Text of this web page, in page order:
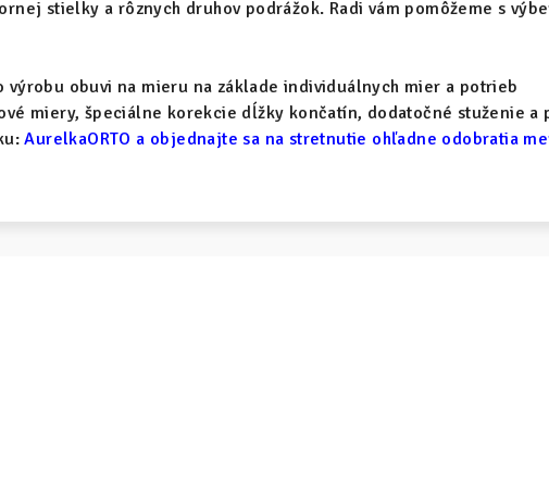
stielky a rôznych druhov podrážok. Radi vám pomôžeme s
výrobu obuvi na mieru na základe individuálnych mier a potrieb
miery, špeciálne korekcie dĺžky končatín, dodatočné stuženie a
AurelkaORTO a objednajte sa na stretnutie ohľadne odobratia